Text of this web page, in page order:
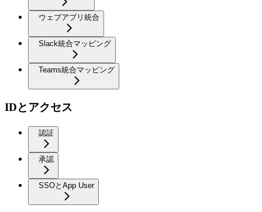
ウェブアプリ統合
Slack統合マッピング
Teams統合マッピング
IDとアクセス
認証
承認
SSOとApp User